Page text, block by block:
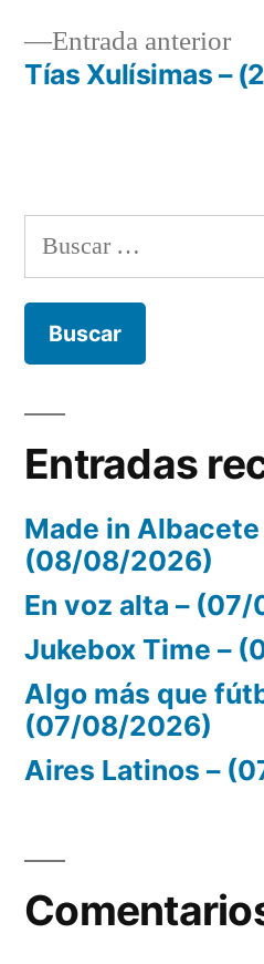
entradas
Entrada anterior
Tías Xulísimas –
Buscar:
Entradas
Made in Albacete
(08/08/2026)
En voz alta –
Jukebox Time –
Algo más que
(07/08/2026)
Aires Latinos –